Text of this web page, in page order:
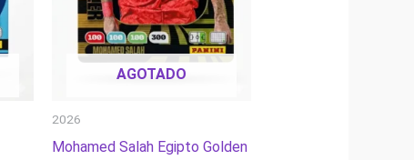
AGOTADO
2026
Mohamed Salah Egipto Golden